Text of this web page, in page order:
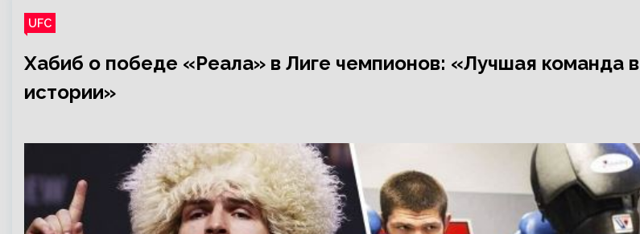
UFC
Хабиб о победе «Реала» в Лиге чемпионов: «Лучшая команда в
истории»